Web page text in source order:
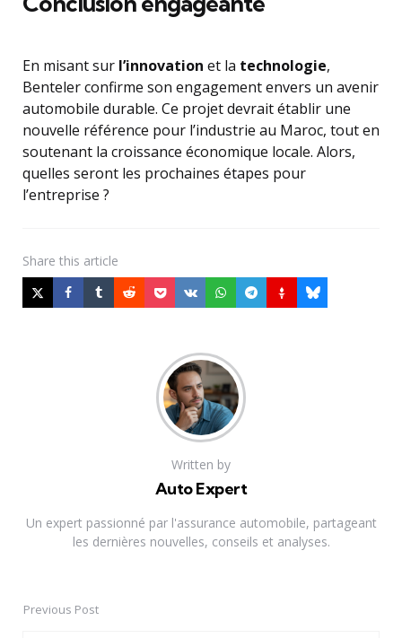
En misant sur l’innovation et la technologie,
Benteler confirme son engagement envers un avenir
automobile durable. Ce projet devrait établir une
nouvelle référence pour l’industrie au Maroc, tout en
soutenant la croissance économique locale. Alors,
quelles seront les prochaines étapes pour
l’entreprise ?
Share this article
Written by
Auto Expert
Un expert passionné par l'assurance automobile, partageant
les dernières nouvelles, conseils et analyses.
PostPrevious Post